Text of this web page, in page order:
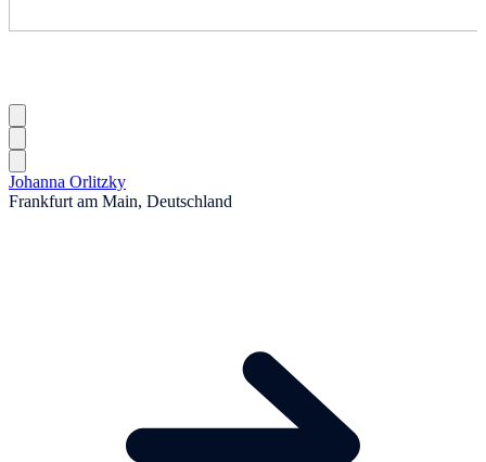
Johanna Orlitzky
Frankfurt am Main, Deutschland